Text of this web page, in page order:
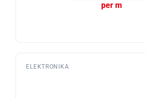
per m
ELEKTRONIKA